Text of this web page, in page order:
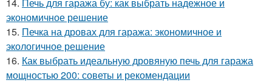
экономичное решение
15. Печка на дровах для гаража: экономичное и
экологичное решение
16. Как выбрать идеальную дровяную печь для гаража
мощностью 200: советы и рекомендации